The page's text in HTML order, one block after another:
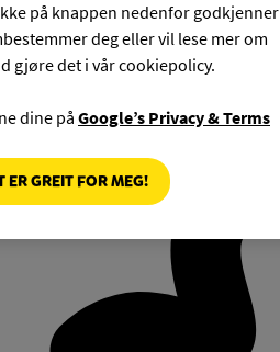
på knappen nedenfor godkjenner
deg eller vil lese mer om
gjøre det i vår cookiepolicy.
dine på Google’s Privacy & Terms
ER GREIT FOR MEG!